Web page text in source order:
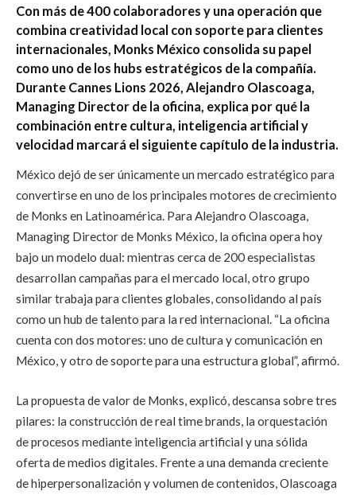
Con más de 400 colaboradores y una operación que
combina creatividad local con soporte para clientes
internacionales, Monks México consolida su papel
como uno de los hubs estratégicos de la compañía.
Durante Cannes Lions 2026, Alejandro Olascoaga,
Managing Director de la oficina, explica por qué la
combinación entre cultura, inteligencia artificial y
velocidad marcará el siguiente capítulo de la industria.
México dejó de ser únicamente un mercado estratégico para
convertirse en uno de los principales motores de crecimiento
de Monks en Latinoamérica. Para Alejandro Olascoaga,
Managing Director de Monks México, la oficina opera hoy
bajo un modelo dual: mientras cerca de 200 especialistas
desarrollan campañas para el mercado local, otro grupo
similar trabaja para clientes globales, consolidando al país
como un hub de talento para la red internacional. “La oficina
cuenta con dos motores: uno de cultura y comunicación en
México, y otro de soporte para una estructura global”, afirmó.
La propuesta de valor de Monks, explicó, descansa sobre tres
pilares: la construcción de real time brands, la orquestación
de procesos mediante inteligencia artificial y una sólida
oferta de medios digitales. Frente a una demanda creciente
de hiperpersonalización y volumen de contenidos, Olascoaga